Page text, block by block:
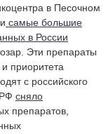
в Песочном
самые большие
в России
Эти препараты
приоритета
с российского
сняло
препаратов,